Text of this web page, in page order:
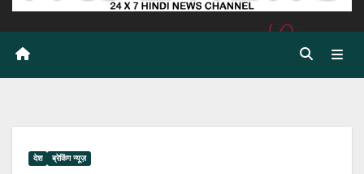
देश ब्रेकिंग न्यूज़